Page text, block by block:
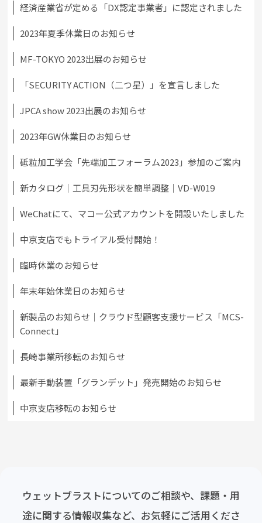
経済産業省が定める「DX認定事業者」に認定されました
2023年夏季休業日のお知らせ
MF-TOKYO 2023出展のお知らせ
「SECURITY ACTION（二つ星）」を宣言しました
JPCA show 2023出展のお知らせ
2023年GW休業日のお知らせ
砥粒加工学会「先端加工フォーラム2023」参加のご案内
新カタログ｜工具刃先形状を簡単調整｜VD-W019
WeChatにて、マコー公式アカウントを開設いたしました
中京支店でもトライアル受付開始！
臨時休業のお知らせ
年末年始休業日のお知らせ
新製品のお知らせ｜クラウド型顧客支援サービス「MCS-
Connect」
長崎事業所移転のお知らせ
最新手動装置「グランデット」発売開始のお知らせ
中京支店移転のお知らせ
ウェットブラストについてのご相談や、課題・用
途に関する情報収集など、お気軽にご活用くださ